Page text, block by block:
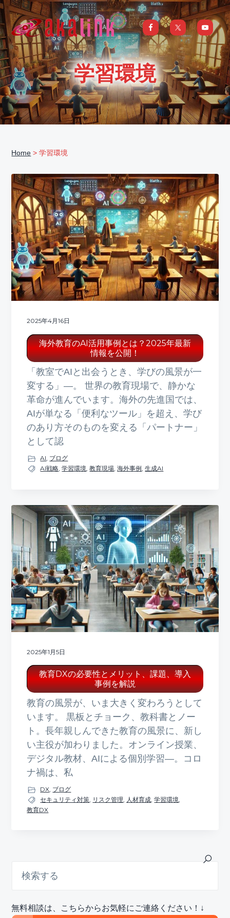
S
k
i
p
t
o
p
r
i
S
k
i
p
t
o
m
a
i
S
k
i
p
t
o
p
r
i
S
k
i
p
t
o
f
o
o
はじめてのAI、DXならアカリンク
IT
の
発
展
と
共
に
DX/AI
推
進
を
行
い、
進
化
る
中
業
へ
ま
る
ご
と
サ
ポ
ー
ト
学習環境
Home > 学習環境
2025年4月16日
海外教育のAI活用事例とは？2025年最新
情報を公開！
「教室でAIと出会うとき、学びの風景が一
変する」—。 世界の教育現場で、静かな
革命が進んでいます。海外の先進国では、
AIが単なる「便利なツール」を超え、学び
のあり方そのものを変える「パートナー」
として認
AI ブログ
AI戦略 ,学習環境 ,教育現場 ,海外事例 ,生成AI
2025年1月5日
教育DXの必要性とメリット、課題、導入
事例を解説
教育の風景が、いま大きく変わろうとして
います。 黒板とチョーク、教科書とノー
ト。長年親しんできた教育の風景に、新し
い主役が加わりました。オンライン授業、
デジタル教材、AIによる個別学習—。コロ
ナ禍は、私
DX ブログ
セキュリティ対策 リスク管理 人材育成 ,学習環境
教育DX
初
の
イ
無料相談は、こちらからお気軽にご連絡ください！↓